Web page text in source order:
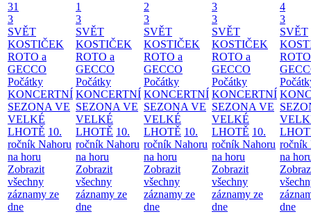
31
3
SVĚT
KOSTIČEK
ROTO a
GECCO
Počátky
KONCERTNÍ
SEZONA VE
VELKÉ
LHOTĚ 10.
ročník Nahoru
na horu
Zobrazit
všechny
záznamy ze
dne
1
3
SVĚT
KOSTIČEK
ROTO a
GECCO
Počátky
KONCERTNÍ
SEZONA VE
VELKÉ
LHOTĚ 10.
ročník Nahoru
na horu
Zobrazit
všechny
záznamy ze
dne
2
3
SVĚT
KOSTIČEK
ROTO a
GECCO
Počátky
KONCERTNÍ
SEZONA VE
VELKÉ
LHOTĚ 10.
ročník Nahoru
na horu
Zobrazit
všechny
záznamy ze
dne
3
3
SVĚT
KOSTIČEK
ROTO a
GECCO
Počátky
KONCERTNÍ
SEZONA VE
VELKÉ
LHOTĚ 10.
ročník Nahoru
na horu
Zobrazit
všechny
záznamy ze
dne
4
3
SVĚT
ročník
na
dne